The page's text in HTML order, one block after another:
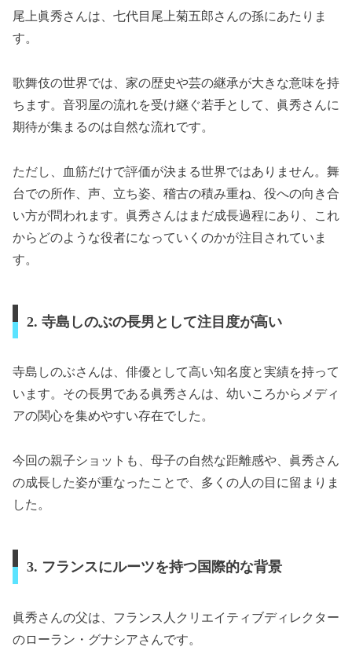
尾上眞秀さんは、七代目尾上菊五郎さんの孫にあたりま
す。
歌舞伎の世界では、家の歴史や芸の継承が大きな意味を持
ちます。音羽屋の流れを受け継ぐ若手として、眞秀さんに
期待が集まるのは自然な流れです。
ただし、血筋だけで評価が決まる世界ではありません。舞
台での所作、声、立ち姿、稽古の積み重ね、役への向き合
い方が問われます。眞秀さんはまだ成長過程にあり、これ
からどのような役者になっていくのかが注目されていま
す。
2. 寺島しのぶの長男として注目度が高い
寺島しのぶさんは、俳優として高い知名度と実績を持って
います。その長男である眞秀さんは、幼いころからメディ
アの関心を集めやすい存在でした。
今回の親子ショットも、母子の自然な距離感や、眞秀さん
の成長した姿が重なったことで、多くの人の目に留まりま
した。
3. フランスにルーツを持つ国際的な背景
眞秀さんの父は、フランス人クリエイティブディレクター
のローラン・グナシアさんです。